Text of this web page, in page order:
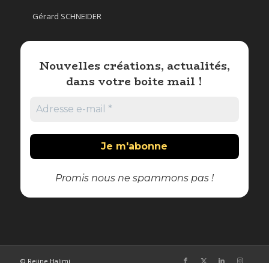
Gérard SCHNEIDER
Nouvelles créations, actualités,
dans votre boite mail !
Promis nous ne spammons pas !
© Rejine Halimi